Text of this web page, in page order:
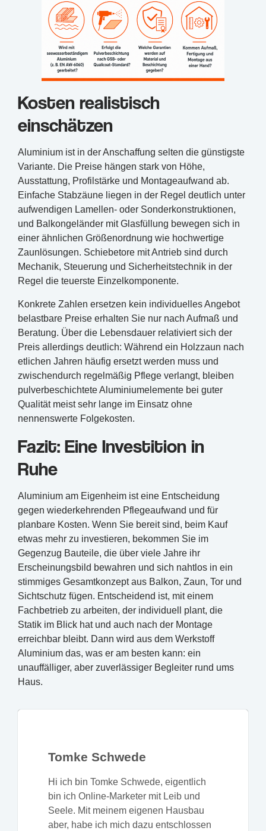
Kosten realistisch
einschätzen
Aluminium ist in der Anschaffung selten die günstigste
Variante. Die Preise hängen stark von Höhe,
Ausstattung, Profilstärke und Montageaufwand ab.
Einfache Stabzäune liegen in der Regel deutlich unter
aufwendigen Lamellen- oder Sonderkonstruktionen,
und Balkongeländer mit Glasfüllung bewegen sich in
einer ähnlichen Größenordnung wie hochwertige
Zaunlösungen. Schiebetore mit Antrieb sind durch
Mechanik, Steuerung und Sicherheitstechnik in der
Regel die teuerste Einzelkomponente.
Konkrete Zahlen ersetzen kein individuelles Angebot
belastbare Preise erhalten Sie nur nach Aufmaß und
Beratung. Über die Lebensdauer relativiert sich der
Preis allerdings deutlich: Während ein Holzzaun nach
etlichen Jahren häufig ersetzt werden muss und
zwischendurch regelmäßig Pflege verlangt, bleiben
pulverbeschichtete Aluminiumelemente bei guter
Qualität meist sehr lange im Einsatz ohne
nennenswerte Folgekosten.
Fazit: Eine Investition in
Ruhe
Aluminium am Eigenheim ist eine Entscheidung
gegen wiederkehrenden Pflegeaufwand und für
planbare Kosten. Wenn Sie bereit sind, beim Kauf
etwas mehr zu investieren, bekommen Sie im
Gegenzug Bauteile, die über viele Jahre ihr
Erscheinungsbild bewahren und sich nahtlos in ein
stimmiges Gesamtkonzept aus Balkon, Zaun, Tor und
Sichtschutz fügen. Entscheidend ist, mit einem
Fachbetrieb zu arbeiten, der individuell plant, die
Statik im Blick hat und auch nach der Montage
erreichbar bleibt. Dann wird aus dem Werkstoff
Aluminium das, was er am besten kann: ein
unauffälliger, aber zuverlässiger Begleiter rund ums
Haus.
Tomke Schwede
Hi ich bin Tomke Schwede, eigentlich
bin ich Online-Marketer mit Leib und
Seele. Mit meinem eigenen Hausbau
aber, habe ich mich dazu entschlossen